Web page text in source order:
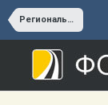
Региональные дороги Московской области